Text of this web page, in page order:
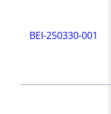
BEI-250330-001